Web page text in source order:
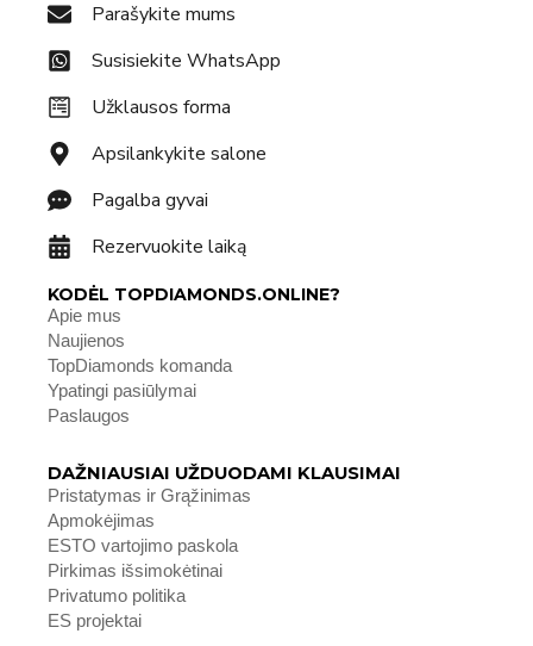
Parašykite mums
Susisiekite WhatsApp
Užklausos forma
Apsilankykite salone
Pagalba gyvai
Rezervuokite laiką
KODĖL TOPDIAMONDS.ONLINE?
Apie mus
Naujienos
TopDiamonds komanda
Ypatingi pasiūlymai
Paslaugos
DAŽNIAUSIAI UŽDUODAMI KLAUSIMAI
Pristatymas ir Grąžinimas
Apmokėjimas
ESTO vartojimo paskola
Pirkimas išsimokėtinai
Privatumo politika
ES projektai